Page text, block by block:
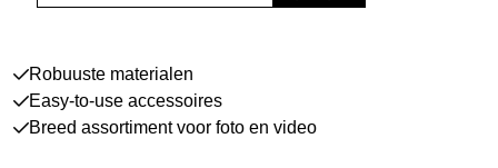
Robuuste materialen
Easy-to-use accessoires
Breed assortiment voor foto en video